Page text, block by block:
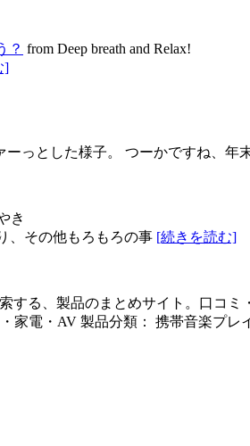
？ from Deep breath and Relax!
]
っとした様子。 つーかですね、
き
、その他もろもろの事 [続きを読む]
する、製品のまとめサイト。口コミ
家電・AV 製品分類： 携帯音楽プレ